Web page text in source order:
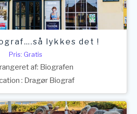
lykkes det !
Pris: Gratis
af: Biografen
: Dragør Biograf